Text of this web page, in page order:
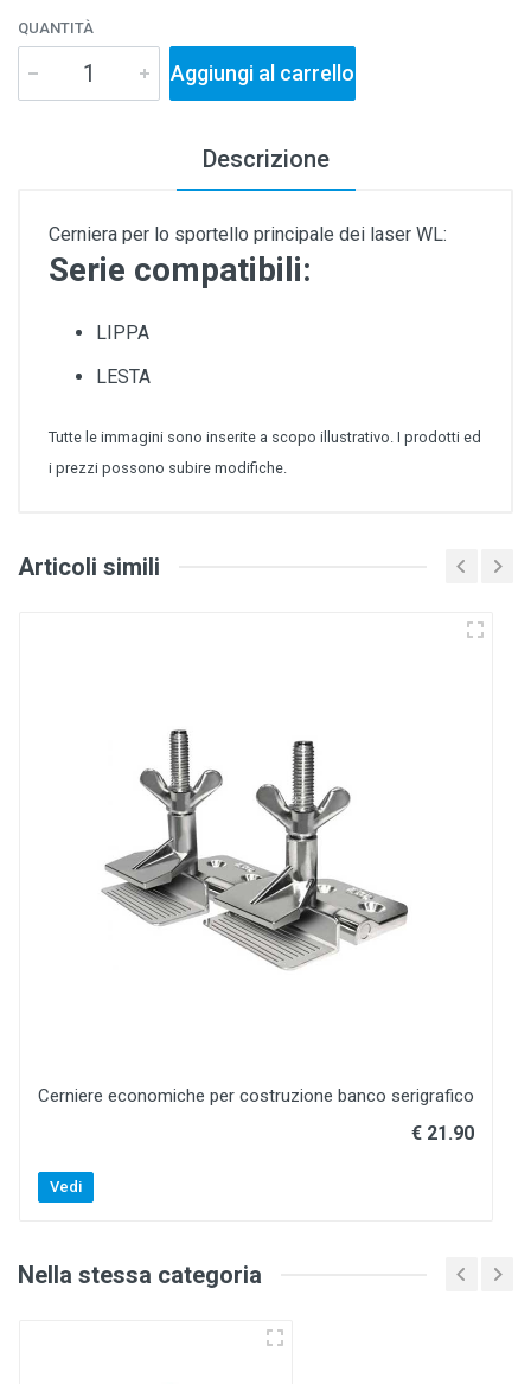
QUANTITÀ
Aggiungi al carrello
Descrizione
Cerniera per lo sportello principale dei laser WL:
Serie compatibili:
LIPPA
LESTA
Tutte le immagini sono inserite a scopo illustrativo. I prodotti ed
i prezzi possono subire modifiche.
Articoli simili
Cerniere economiche per costruzione banco serigrafico
€ 21.90
Vedi
Nella stessa categoria